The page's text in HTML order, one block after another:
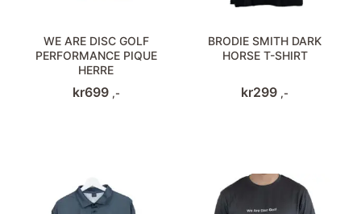
WE ARE DISC GOLF
PERFORMANCE PIQUE
HERRE
kr699 ,-
BRODIE SMITH DARK
HORSE T-SHIRT
kr299 ,-